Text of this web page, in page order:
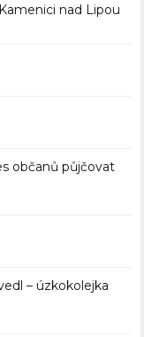
nad Lipou
občanů půjčovat
– úzkokolejka